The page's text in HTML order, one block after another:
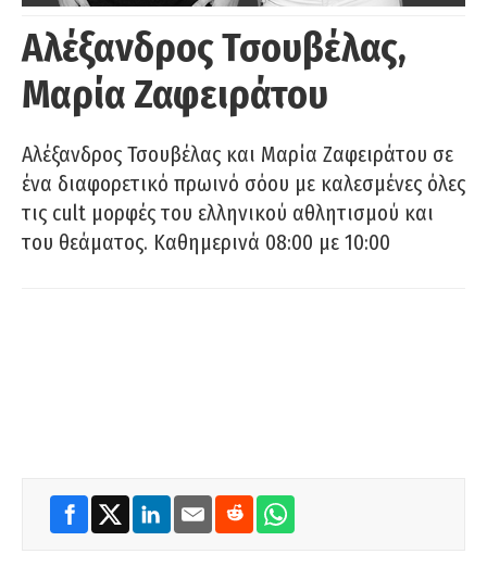
Αλέξανδρος Τσουβέλας,
Μαρία Ζαφειράτου
Αλέξανδρος Τσουβέλας και Μαρία Ζαφειράτου σε
ένα διαφορετικό πρωινό σόου με καλεσμένες όλες
τις cult μορφές του ελληνικού αθλητισμού και
του θεάματος. Καθημερινά 08:00 με 10:00